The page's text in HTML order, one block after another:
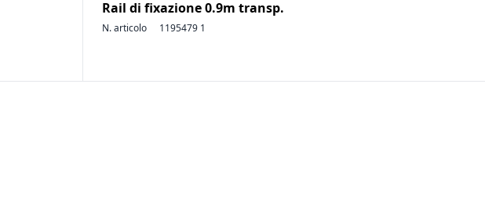
Rail di fixazione 0.9m transp.
N. articolo 1195479 1